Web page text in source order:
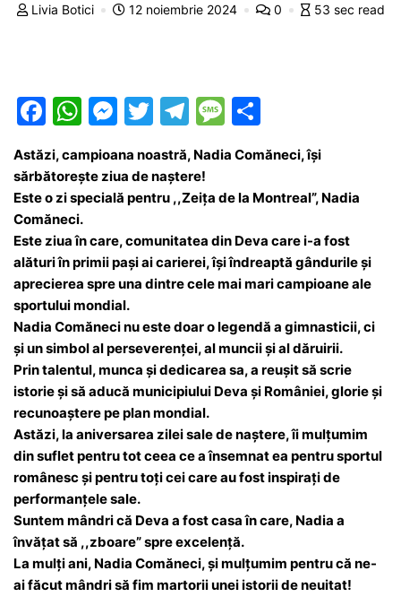
Livia Botici 12 noiembrie 2024 0 53 sec read
F
a
c
e
b
o
o
k
W
at
s
A
p
p
M
s
s
n
g
er
T
itt
er
T
e
gr
m
M
s
s
g
e
ta
je
z
ă
Astăzi, campioana noastră, Nadia Comăneci, își
sărbătorește ziua de naștere!
Este o zi specială pentru ,,Zeița de la Montreal”, Nadia
Comăneci.
Este ziua în care, comunitatea din Deva care i-a fost
alături în primii pași ai carierei, își îndreaptă gândurile și
aprecierea spre una dintre cele mai mari campioane ale
sportului mondial.
Nadia Comăneci nu este doar o legendă a gimnasticii, ci
și un simbol al perseverenței, al muncii și al dăruirii.
Prin talentul, munca și dedicarea sa, a reușit să scrie
istorie și să aducă municipiului Deva și României, glorie și
recunoaștere pe plan mondial.
Astăzi, la aniversarea zilei sale de naștere, îi mulțumim
din suflet pentru tot ceea ce a însemnat ea pentru sportul
românesc și pentru toți cei care au fost inspirați de
performanțele sale.
Suntem mândri că Deva a fost casa în care, Nadia a
învățat să ,,zboare” spre excelență.
La mulți ani, Nadia Comăneci, și mulțumim pentru că ne-
ai făcut mândri să fim martorii unei istorii de neuitat!